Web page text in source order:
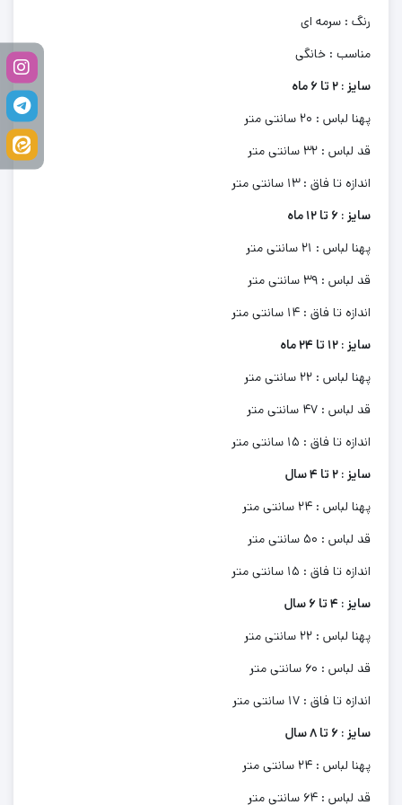
رنگ : سرمه ای
مناسب : خانگی
سایز : 2 تا 6 ماه
پهنا لباس : 20 سانتی متر
قد لباس : 32 سانتی متر
اندازه تا فاق : 13 سانتی متر
سایز : 6 تا 12 ماه
پهنا لباس : 21 سانتی متر
قد لباس : 39 سانتی متر
اندازه تا فاق : 14 سانتی متر
سایز : 12 تا 24 ماه
پهنا لباس : 22 سانتی متر
قد لباس : 47 سانتی متر
اندازه تا فاق : 15 سانتی متر
سایز : 2 تا 4 سال
پهنا لباس : 24 سانتی متر
قد لباس : 50 سانتی متر
اندازه تا فاق : 15 سانتی متر
سایز : 4 تا 6 سال
پهنا لباس : 22 سانتی متر
قد لباس : 60 سانتی متر
اندازه تا فاق : 17 سانتی متر
سایز : 6 تا 8 سال
پهنا لباس : 24 سانتی متر
قد لباس : 64 سانتی متر